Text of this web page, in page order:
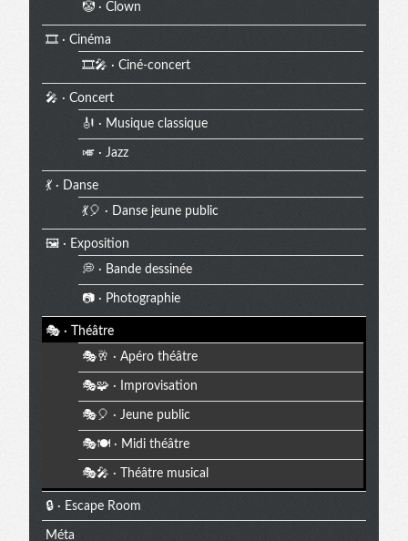
🤡 · Clown
🎞️ · Cinéma
🎞️🎤 · Ciné-concert
🎤 · Concert
🎻 · Musique classique
🎺 · Jazz
💃 · Danse
💃🎈 · Danse jeune public
🖼️ · Exposition
💭 · Bande dessinée
📷 · Photographie
🎭 · Théâtre
🎭🥂 · Apéro théâtre
🎭🧩 · Improvisation
🎭🎈 · Jeune public
🎭🍽️ · Midi théâtre
🎭🎤 · Théâtre musical
🔒 · Escape Room
Méta